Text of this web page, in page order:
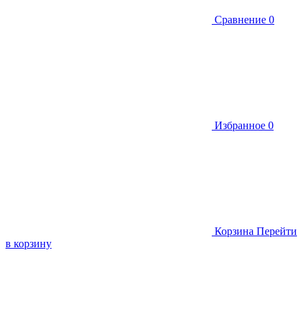
Сравнение 0
Избранное 0
Корзина Перейти
в корзину